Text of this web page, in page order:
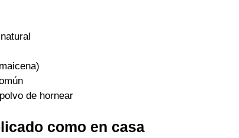
de hornear
como en casa